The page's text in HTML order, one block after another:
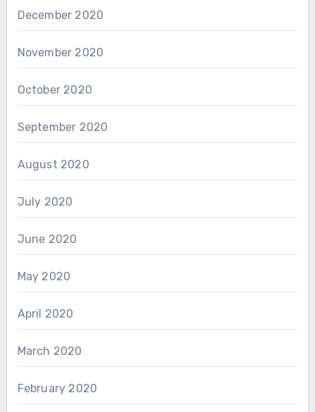
December 2020
November 2020
October 2020
September 2020
August 2020
July 2020
June 2020
May 2020
April 2020
March 2020
February 2020